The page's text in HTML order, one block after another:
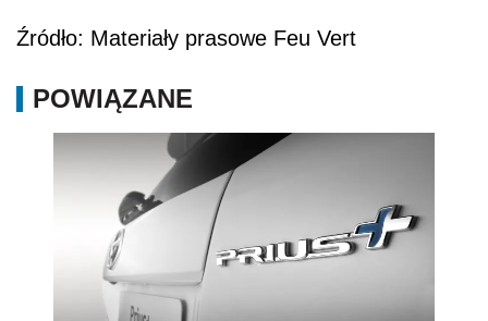
Źródło: Materiały prasowe Feu Vert
POWIĄZANE